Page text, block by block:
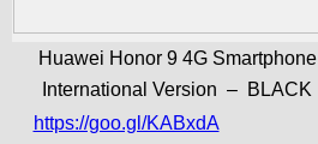
Huawei Honor 9 4G Smartphone
International Version – BLACK
https://goo.gl/KABxdA